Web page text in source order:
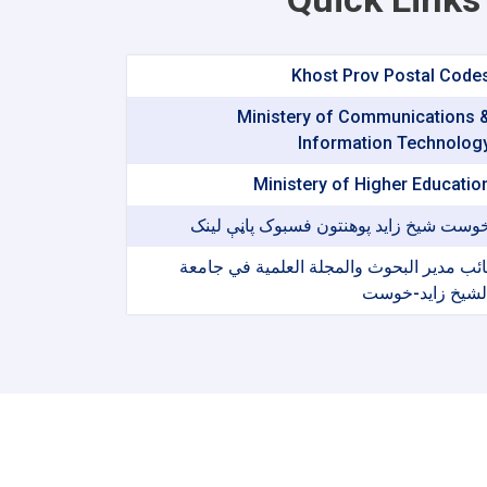
Khost Prov Postal
Ministery of Communications
Information
Ministery of Higher
شیخ زاید پوهنتون فسبوک پاڼې لینک
مدير البحوث والمجلة العلمية في جامعة
زايد-خوست